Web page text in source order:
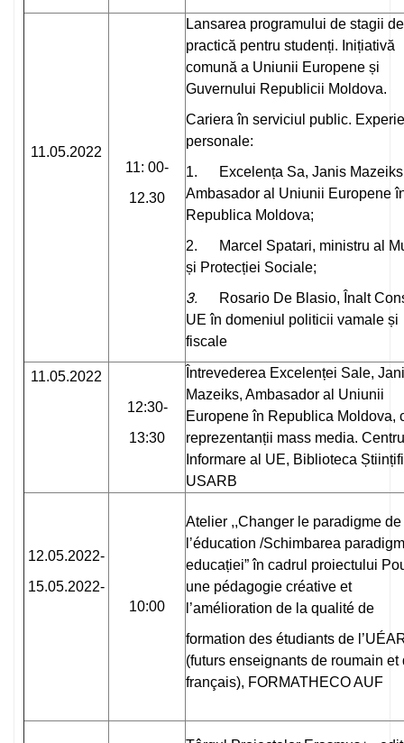
11.05.2022
11: 00-
12.30
Lansarea programului de stagii de
practică pentru studenți. Inițiativă
comună a Uniunii Europene și
Guvernului Republicii Moldova.
Cariera în serviciul public.
personale:
1. Excelența Sa, Janis
Ambasador al Uniunii Europene
Republica Moldova;
2. Marcel Spatari, ministru al
și Protecției Sociale;
3.
Rosario De Blasio, Înalt
UE în domeniul politicii vamale și
fiscale
11.05.2022
12:30-
13:30
Întrevederea Excelenței Sale,
Mazeiks, Ambasador al Uniunii
Europene în Republica Moldova,
reprezentanții mass media.
Informare al UE, Biblioteca
USARB
12.05.2022-
15.05.2022-
10:00
Atelier ,,Changer le paradigme de
lʼéducation /Schimbarea
educației” în cadrul proiectului
une pédagogie créative et
l’amélioration de la qualité de
formation des étudiants de
(futurs enseignants de roumain et
français), FORMATHECO AUF